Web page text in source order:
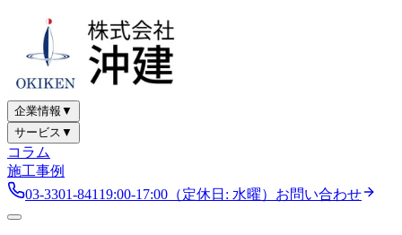
企業情報 ▼
サービス ▼
コラム
施工事例
03-3301-84119:00-17:00 （定休日: 水曜） お問い合わせ